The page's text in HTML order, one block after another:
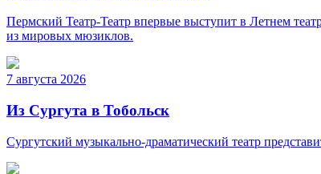
Пермский Театр-Театр впервые выступит в Летнем
из мировых мюзиклов.
7 августа 2026
Из Сургута в Тобольск
Сургутский музыкально-драматический театр